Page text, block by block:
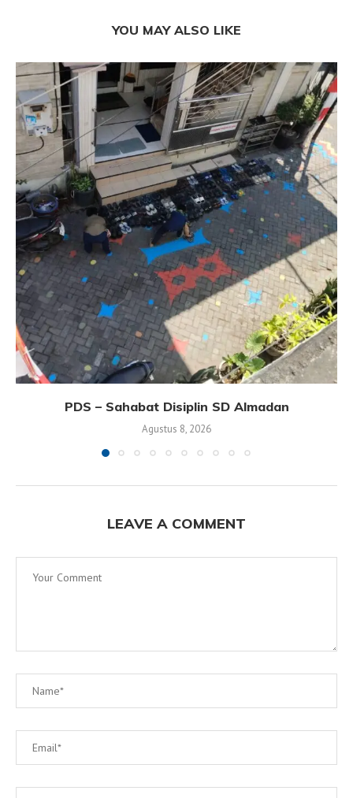
YOU MAY ALSO LIKE
PDS – Sahabat Disiplin SD Almadan
Agustus 8, 2026
LEAVE A COMMENT